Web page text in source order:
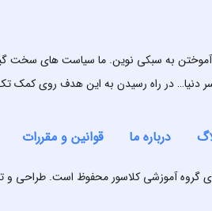
به سبکی نوین. ما سیاست های سخت
دنیا… در راه رسیدن به این هدف روی
درباره ما قوانین و مقررات
گروه آموزشی کلاسور محفوظ است. طراحی و